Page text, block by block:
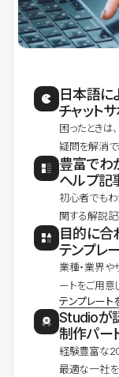
日本語に
チャット
困ったときは
疑問を解消で
豊富でわ
ヘルプ記
初心者でもわ
関する解説記
目的に合
テンプレ
業種・業界
ートをご用意
テンプレート
Studioが
制作パー
経験豊富な
最適な一社を